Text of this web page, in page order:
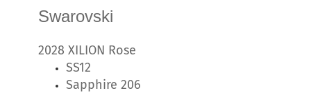
Swarovski
2028 XILION Rose
SS12
Sapphire 206